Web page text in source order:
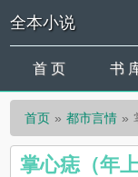
全本小说
首 页 书
首页 都市言情
掌心痣（年上